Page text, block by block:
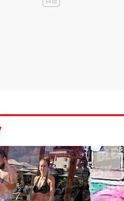
podhoubím
opičákem
se nebojí vykročit vlastní
křehké soužití dvou rozdílných
Vojtěch Mokrý ve své
dováděli v Polsku: První